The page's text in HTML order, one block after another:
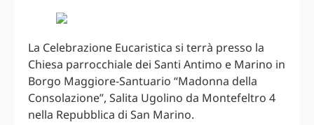
La Celebrazione Eucaristica si terrà presso la
Chiesa parrocchiale dei Santi Antimo e Marino in
Borgo Maggiore-Santuario “Madonna della
Consolazione”, Salita Ugolino da Montefeltro 4
nella Repubblica di San Marino.